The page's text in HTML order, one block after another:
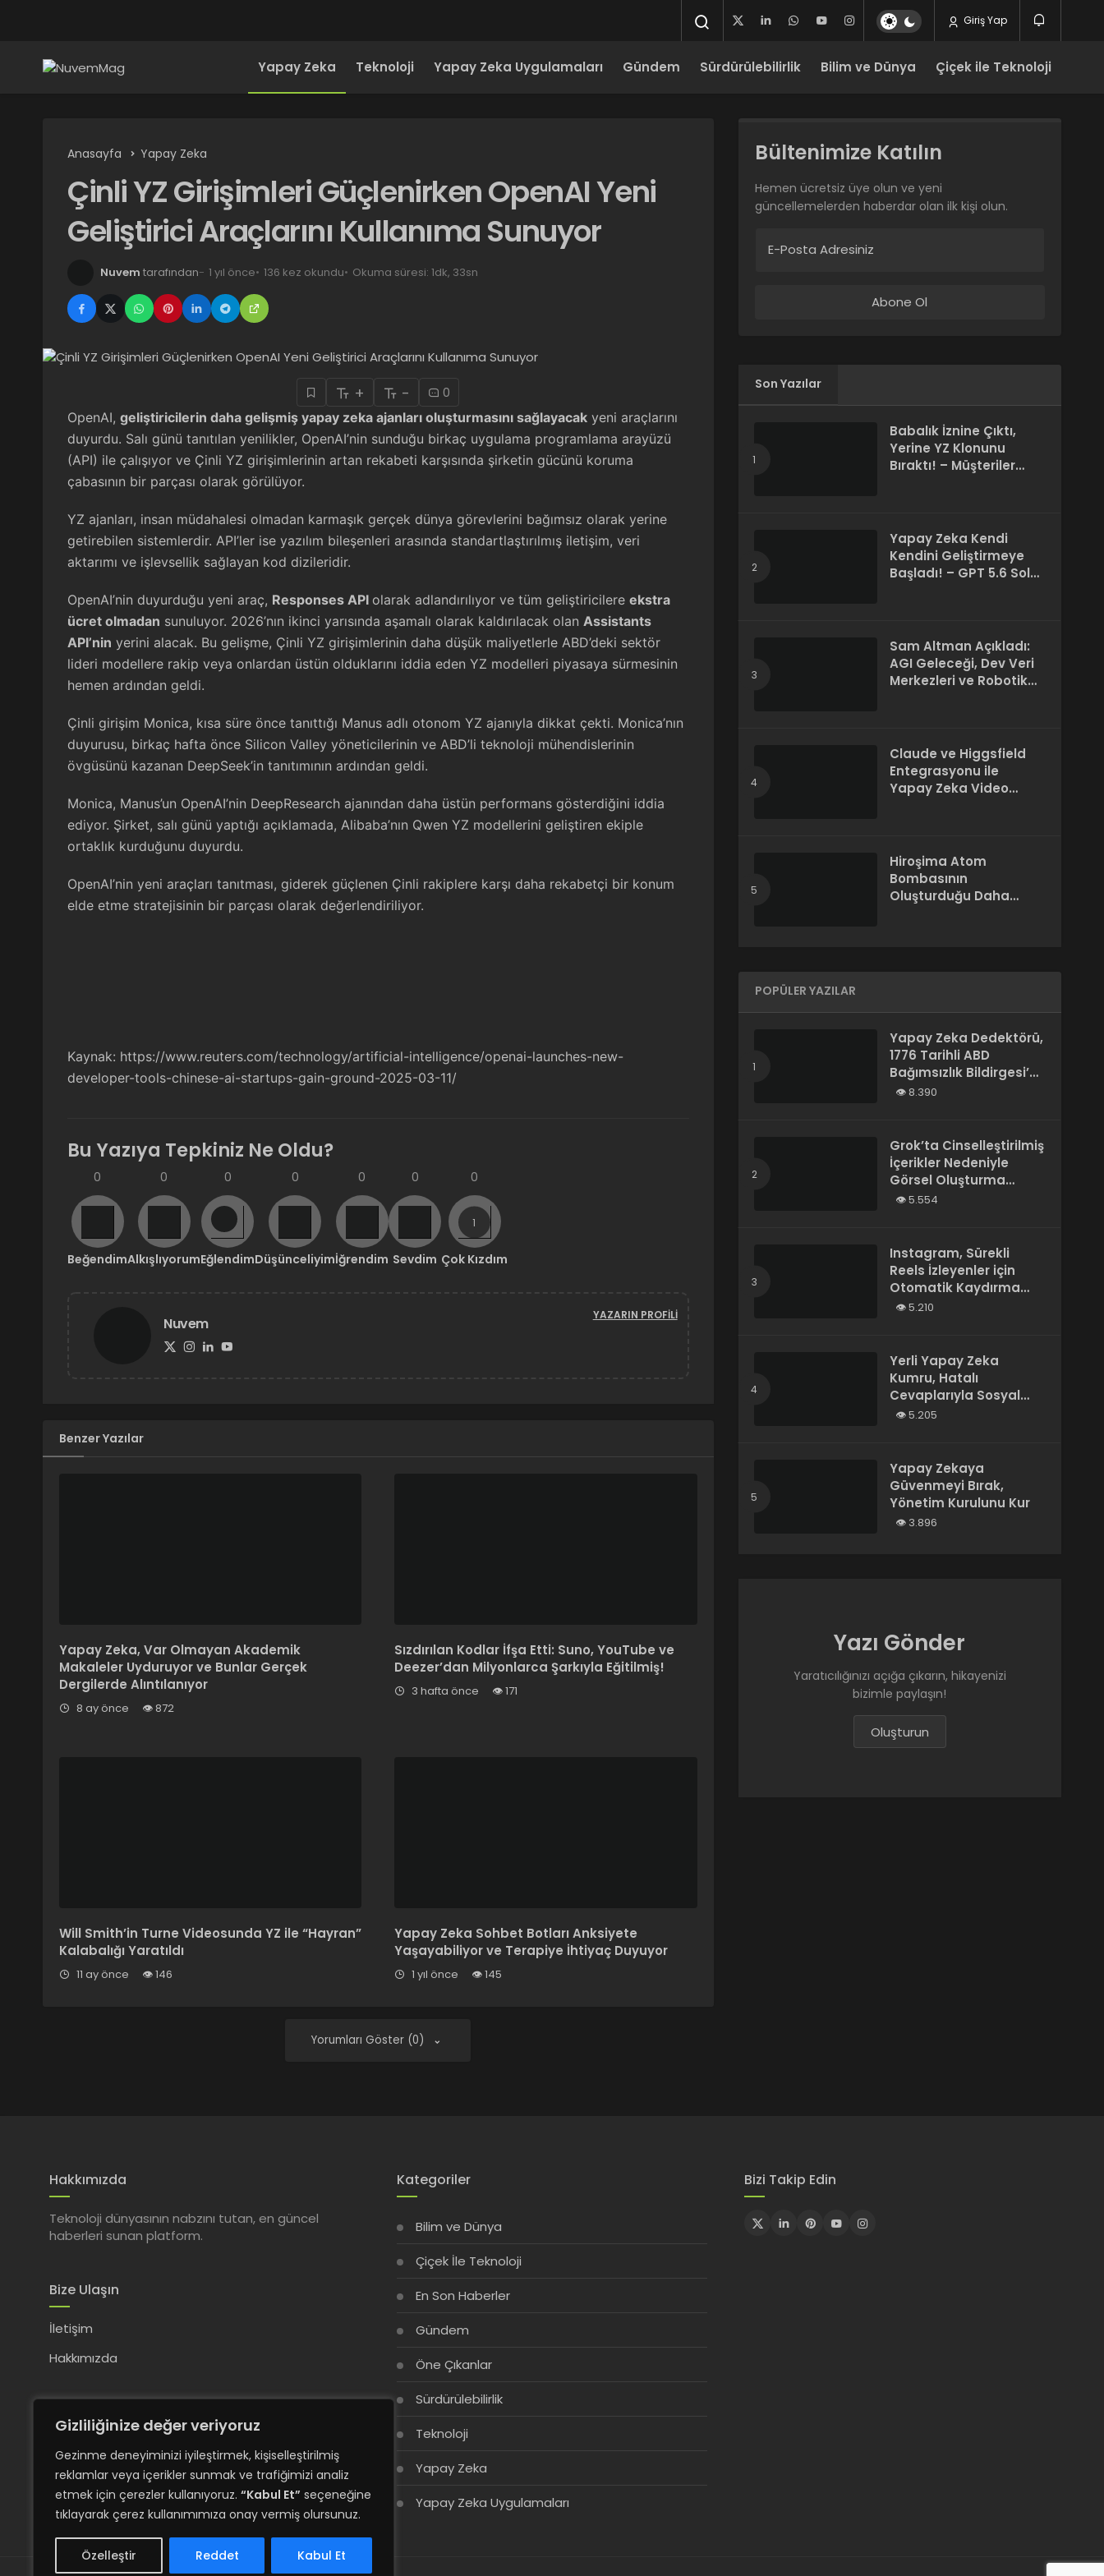
Gizliliğinize değer veriyoruz
Gezinme deneyiminizi iyileştirmek, kişiselleştirilmiş
reklamlar veya içerikler sunmak ve trafiğimizi analiz
etmek için çerezler kullanıyoruz. “Kabul Et” seçeneğine
tıklayarak çerez kullanımımıza onay vermiş olursunuz.
Özelleştir Reddet Kabul Et
Giriş Yap
Yapay Zeka Teknoloji Yapay Zeka Uygulamaları Gündem Sürdürülebilirlik Bilim ve Dünya Çiçek ile Teknoloji
Anasayfa Yapay Zeka
Çinli YZ Girişimleri Güçlenirken OpenAI Yeni
Geliştirici Araçlarını Kullanıma Sunuyor
Nuvem tarafından 1 yıl önce 136 kez okundu Okuma süresi: 1dk, 33sn
+ -
0
OpenAI, geliştiricilerin daha gelişmiş yapay zeka ajanları oluşturmasını sağlayacak yeni araçlarını
duyurdu. Salı günü tanıtılan yenilikler, OpenAI’nin sunduğu birkaç uygulama programlama arayüzü
(API) ile çalışıyor ve Çinli YZ girişimlerinin artan rekabeti karşısında şirketin gücünü koruma
çabasının bir parçası olarak görülüyor.
YZ ajanları, insan müdahalesi olmadan karmaşık gerçek dünya görevlerini bağımsız olarak yerine
getirebilen sistemlerdir. API’ler ise yazılım bileşenleri arasında standartlaştırılmış iletişim, veri
aktarımı ve işlevsellik sağlayan kod dizileridir.
OpenAI’nin duyurduğu yeni araç, Responses API olarak adlandırılıyor ve tüm geliştiricilere ekstra
ücret olmadan sunuluyor. 2026’nın ikinci yarısında aşamalı olarak kaldırılacak olan Assistants
API’nin yerini alacak. Bu gelişme, Çinli YZ girişimlerinin daha düşük maliyetlerle ABD’deki sektör
lideri modellere rakip veya onlardan üstün olduklarını iddia eden YZ modelleri piyasaya sürmesinin
hemen ardından geldi.
Çinli girişim Monica, kısa süre önce tanıttığı Manus adlı otonom YZ ajanıyla dikkat çekti. Monica’nın
duyurusu, birkaç hafta önce Silicon Valley yöneticilerinin ve ABD’li teknoloji mühendislerinin
övgüsünü kazanan DeepSeek’in tanıtımının ardından geldi.
Monica, Manus’un OpenAI’nin DeepResearch ajanından daha üstün performans gösterdiğini iddia
ediyor. Şirket, salı günü yaptığı açıklamada, Alibaba’nın Qwen YZ modellerini geliştiren ekiple
ortaklık kurduğunu duyurdu.
OpenAI’nin yeni araçları tanıtması, giderek güçlenen Çinli rakiplere karşı daha rekabetçi bir konum
elde etme stratejisinin bir parçası olarak değerlendiriliyor.
Kaynak: https://www.reuters.com/technology/artificial-intelligence/openai-launches-new-
developer-tools-chinese-ai-startups-gain-ground-2025-03-11/
Bu Yazıya Tepkiniz Ne Oldu?
0
Beğendim
0
Alkışlıyorum
0
Eğlendim
0
Düşünceliyim
0
İğrendim
0
Sevdim
0
Çok Kızdım
Nuvem YAZARIN PROFILI
Benzer Yazılar
Yapay Zeka, Var Olmayan Akademik
Makaleler Uyduruyor ve Bunlar Gerçek
Dergilerde Alıntılanıyor
8 ay önce 872
Sızdırılan Kodlar İfşa Etti: Suno, YouTube ve
Deezer’dan Milyonlarca Şarkıyla Eğitilmiş!
3 hafta önce 171
Will Smith’in Turne Videosunda YZ ile “Hayran”
Kalabalığı Yaratıldı
11 ay önce 146
Yapay Zeka Sohbet Botları Anksiyete
Yaşayabiliyor ve Terapiye İhtiyaç Duyuyor
1 yıl önce 145
Yorumları Göster (0)
Bültenimize Katılın
Hemen ücretsiz üye olun ve yeni
güncellemelerden haberdar olan ilk kişi olun.
E-Posta Adresiniz
Son Yazılar
Babalık İznine Çıktı,
Yerine YZ Klonunu
Bıraktı! – Müşteriler
Yapay Zeka Kendi
Kendini Geliştirmeye
Başladı! – GPT 5.6 Sol
Sam Altman Açıkladı:
AGI Geleceği, Dev Veri
Merkezleri ve Robotik
Claude ve Higgsfield
Entegrasyonu ile
Yapay Zeka Video
Hiroşima Atom
Bombasının
Oluşturduğu Daha
POPÜLER YAZILAR
Yapay Zeka Dedektörü,
1776 Tarihli ABD
Bağımsızlık Bildirgesi’ni
“Yapay Zeka
8.390
Grok’ta Cinselleştirilmiş
İçerikler Nedeniyle
Görsel Oluşturma
Kısıtlandı
5.554
Instagram, Sürekli
Reels İzleyenler için
Otomatik Kaydırma
Özelliğini Test Ediyor
5.210
Yerli Yapay Zeka
Kumru, Hatalı
Cevaplarıyla Sosyal
Medyada Gündem
5.205
Yapay Zekaya
Güvenmeyi Bırak,
Yönetim Kurulunu Kur
3.896
Yazı Gönder
Yaratıcılığınızı açığa çıkarın, hikayenizi
bizimle paylaşın!
Oluşturun
Hakkımızda
Teknoloji dünyasının nabzını tutan, en güncel
haberleri sunan platform.
Bize Ulaşın
İletişim
Hakkımızda
Kategoriler
Bilim ve Dünya
Çiçek İle Teknoloji
En Son Haberler
Gündem
Öne Çıkanlar
Sürdürülebilirlik
Teknoloji
Yapay Zeka
Yapay Zeka Uygulamaları
Bizi Takip Edin